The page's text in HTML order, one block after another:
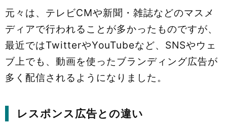
元々は、テレビCMや新聞・雑誌などのマスメ
ディアで行われることが多かったものですが、
最近ではTwitterやYouTubeなど、SNSやウェ
ブ上でも、動画を使ったブランディング広告が
多く配信されるようになりました。
レスポンス広告との違い